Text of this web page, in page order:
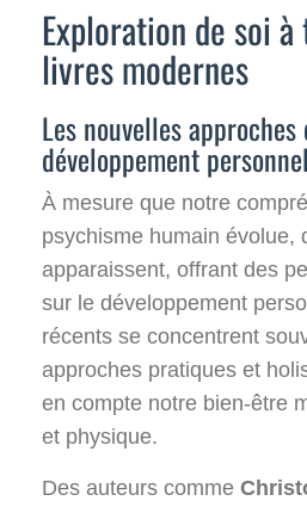
Exploration de soi
livres modernes
Les nouvelles approches
développement personnel
À mesure que notre
psychisme humain évolue,
apparaissent, offrant des
sur le développement
récents se concentrent
approches pratiques et
en compte notre bien-être
et physique.
Des auteurs comme